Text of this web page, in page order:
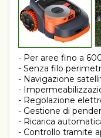
- Per aree fino a
- Senza filo
- Navigazione
-
- Regolazione
- Gestione di
- Ricarica
- Controllo tramite